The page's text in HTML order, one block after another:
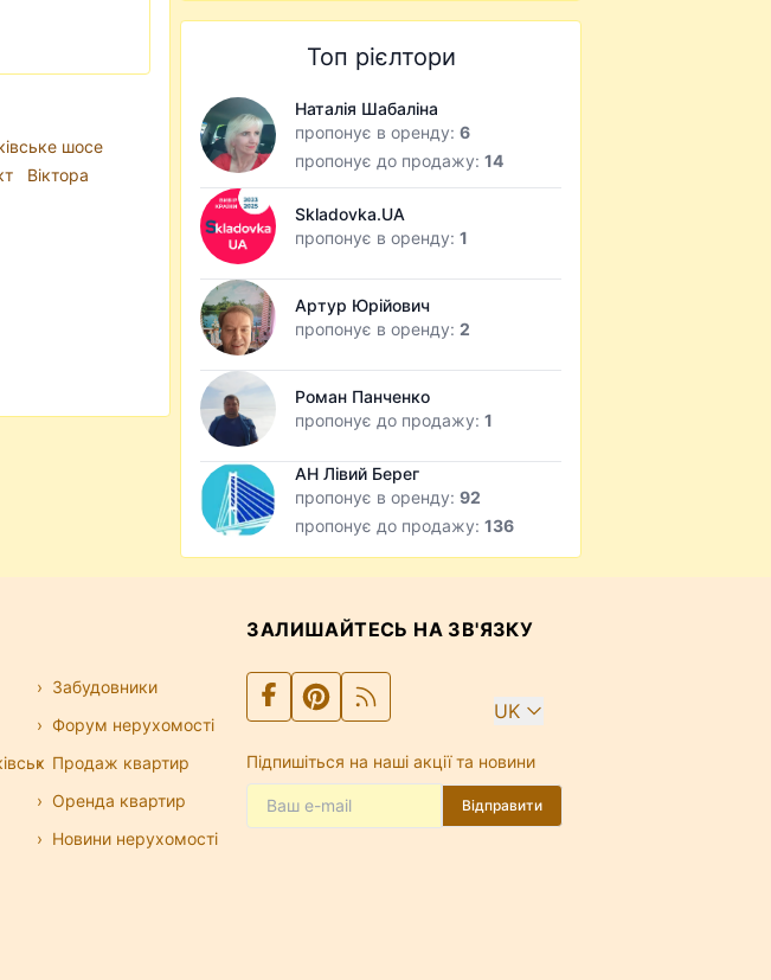
до
на
хоча
також
смак та
Так,
місяць.
чого
яка
шосе
Віктора
Топ рієлтори
Наталія Шабаліна
пропонує в оренду:6
пропонує до продажу:14
Skladovka.UA
пропонує в оренду:1
Артур Юрійович
пропонує в оренду:2
Роман Панченко
пропонує до продажу:1
АН Лівий Берег
пропонує в оренду:92
пропонує до продажу:136
Забудовники
Форум нерухомості
Продаж квартир
Оренда квартир
Новини нерухомості
ЗАЛИШАЙТЕСЬ НА ЗВ'ЯЗКУ
UK
Підпишіться на наші акції та новини
Відправити